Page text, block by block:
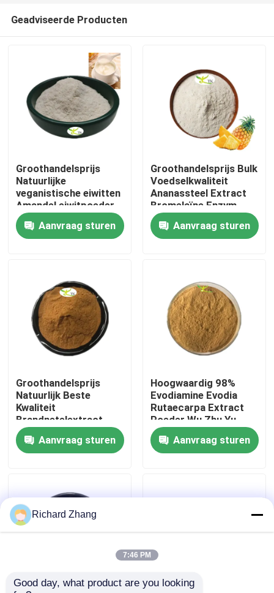
Thuis
Over ons
Fabriekstocht
Kwaliteitscontrole
Neem contact met ons op
Plantenextract poeder
Super Voedselpoeder
Kosmetische Grondstoffen
Geadviseerde Producten
Groothandelsprijs
Natuurlijke
veganistische eiwitten
Amandel eiwitpoeder
40% 50% 60%
Aanvraag sturen
Groothandelsprijs Bulk
Voedselkwaliteit
Ananassteel Extract
Bromelaïne Enzym
Poeder 1200/2400
GDU Aanvraag sturen
Groothandelsprijs
Natuurlijk Beste
Kwaliteit
Brandnetelextract
0,4% Beta-sitosterol
PoederAanvraag sturen
Hoogwaardig 98%
Evodiamine Evodia
Rutaecarpa Extract
Poeder Wu Zhu Yu
Extract Poeder
Aanvraag sturen
Richard Zhang
7:46 PM
Good day, what product are you looking